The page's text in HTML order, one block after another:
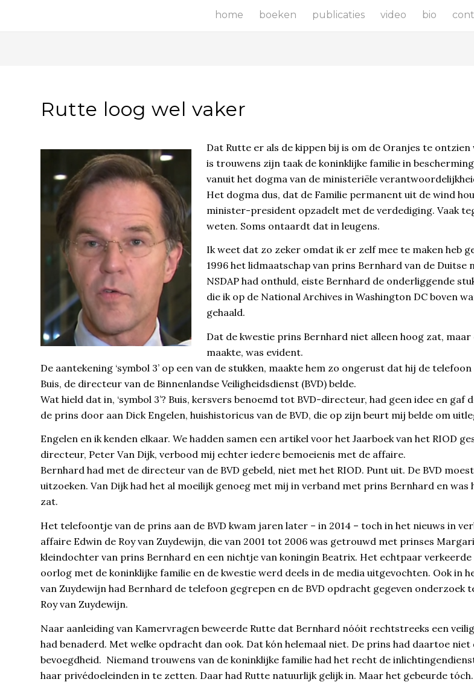
home boeken publicaties video bio
Rutte loog wel vaker
Dat Rutte er als de kippen bij is om de Oranjes te
is trouwens zijn taak de koninklijke familie in
vanuit het dogma van de ministeriële
Het dogma dus, dat de Familie permanent uit de wind
minister-president opzadelt met de verdediging. Vaak
weten. Soms ontaardt dat in leugens.
Ik weet dat zo zeker omdat ik er zelf mee te maken heb
1996 het lidmaatschap van prins Bernhard van de Duitse
NSDAP had onthuld, eiste Bernhard de onderliggende
die ik op de National Archives in Washington DC boven
gehaald.
Dat de kwestie prins Bernhard niet alleen hoog zat,
maakte, was evident.
De aantekening ‘symbol 3’ op een van de stukken, maakte hem zo ongerust dat hij de
Buis, de directeur van de Binnenlandse Veiligheidsdienst (BVD) belde.
Wat hield dat in, ‘symbol 3’? Buis, kersvers benoemd tot BVD-directeur, had geen idee en gaf
de prins door aan Dick Engelen, huishistoricus van de BVD, die op zijn beurt mij belde om
Engelen en ik kenden elkaar. We hadden samen een artikel voor het Jaarboek van het RIOD
directeur, Peter Van Dijk, verbood mij echter iedere bemoeienis met de affaire.
Bernhard had met de directeur van de BVD gebeld, niet met het RIOD. Punt uit. De BVD
uitzoeken. Van Dijk had het al moeilijk genoeg met mij in verband met prins Bernhard en was
zat.
Het telefoontje van de prins aan de BVD kwam jaren later – in 2014 – toch in het nieuws in
affaire Edwin de Roy van Zuydewijn, die van 2001 tot 2006 was getrouwd met prinses
kleindochter van prins Bernhard en een nichtje van koningin Beatrix. Het echtpaar verkeerde
oorlog met de koninklijke familie en de kwestie werd deels in de media uitgevochten. Ook in
van Zuydewijn had Bernhard de telefoon gegrepen en de BVD opdracht gegeven onderzoek
Roy van Zuydewijn.
Naar aanleiding van Kamervragen beweerde Rutte dat Bernhard nóóit rechtstreeks een
had benaderd. Met welke opdracht dan ook. Dat kón helemaal niet. De prins had daartoe niet
bevoegdheid. Niemand trouwens van de koninklijke familie had het recht de
haar privédoeleinden in te zetten. Daar had Rutte natuurlijk gelijk in. Maar het gebeurde